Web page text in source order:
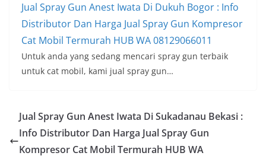
Jual Spray Gun Anest Iwata Di Dukuh Bogor : Info
Distributor Dan Harga Jual Spray Gun Kompresor
Cat Mobil Termurah HUB WA 08129066011
Untuk anda yang sedang mencari spray gun terbaik
untuk cat mobil, kami jual spray gun…
Jual Spray Gun Anest Iwata Di Sukadanau Bekasi :
Info Distributor Dan Harga Jual Spray Gun
Kompresor Cat Mobil Termurah HUB WA